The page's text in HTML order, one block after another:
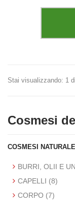
Stai visualizzando: 1
Cosmesi
COSMESI
BURRI, OLII E
CAPELLI (8)
CORPO (7)
è
cui è
entro
bonifico
Direttiva
a